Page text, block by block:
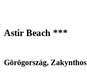
Astir Beach ***
Görögország, Zakynthos